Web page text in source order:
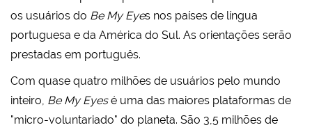
os usuários do Be My Eyes nos países de língua
portuguesa e da América do Sul. As orientações serão
prestadas em português.
Com quase quatro milhões de usuários pelo mundo
inteiro, Be My Eyesé uma das maiores plataformas de
"micro-voluntariado" do planeta. São 3,5 milhões de